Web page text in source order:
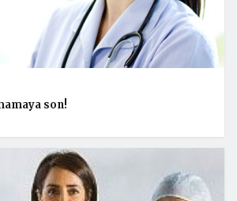
son!